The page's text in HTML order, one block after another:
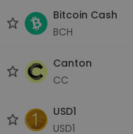
Bitcoin Cash
BCH
Canton
CC
USD1
USD1